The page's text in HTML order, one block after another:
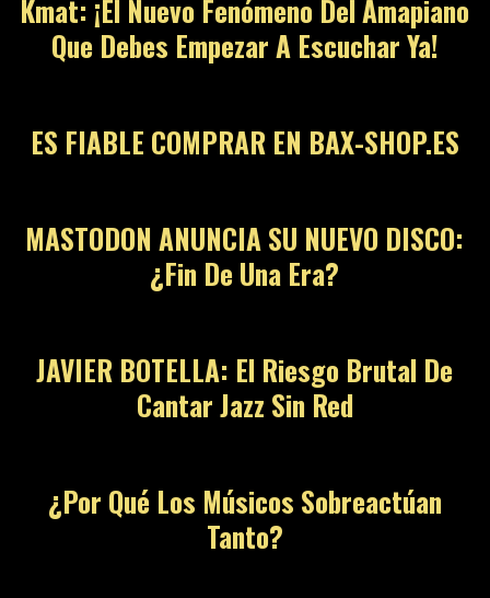
Kmat: ¡El Nuevo Fenómeno Del Amapiano
Que Debes Empezar A Escuchar Ya!
ES FIABLE COMPRAR EN BAX-SHOP.ES
MASTODON ANUNCIA SU NUEVO DISCO:
¿Fin De Una Era?
JAVIER BOTELLA: El Riesgo Brutal De
Cantar Jazz Sin Red
¿Por Qué Los Músicos Sobreactúan
Tanto?